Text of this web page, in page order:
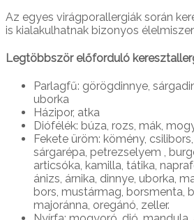
Az egyes virágporallergiák során
is kialakulhatnak bizonyos
Legtöbbször előforduló
Parlagfű: görögdinnye,
uborka
Házipor, atka
Diófélék: búza, rozs, mák,
Fekete üröm: kömény,
sárgarépa, petrezselyem ,
articsóka, kamilla, tátika,
ánizs, árnika, dinnye, uborka,
bors, mustármag, borsmenta,
majoránna, oregánó, zeller.